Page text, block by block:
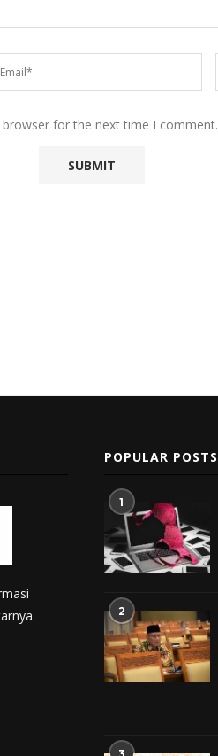
for the next time I comment.
POPULAR POSTS
1
2